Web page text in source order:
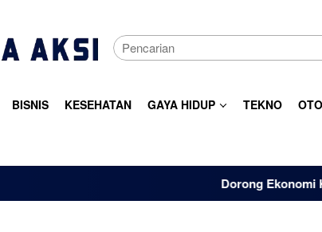
BISNIS KESEHATAN GAYA HIDUP TEKNO
Dorong Ekonomi